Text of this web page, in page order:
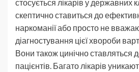
стосується лікарів у державних
скептично ставиться до
наркоманії або просто не
діагностування цієї хвороби
Вони також цинічно ставляться
пацієнтів. Багато лікарів